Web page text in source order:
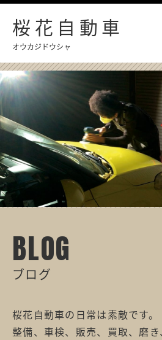
桜花自動車
オウカジドウシャ
BLOG
ブログ
桜花自動車の日常は素敵です。
整備、車検、販売、買取、磨